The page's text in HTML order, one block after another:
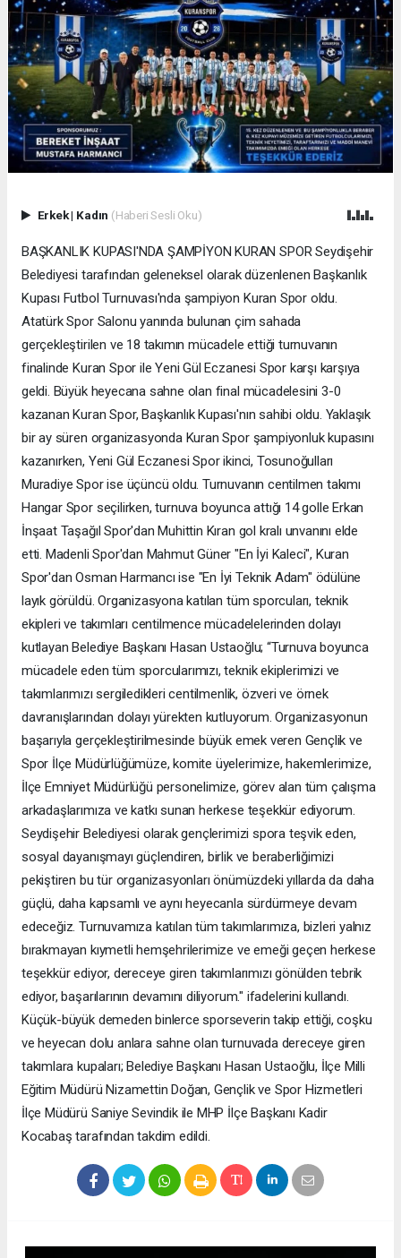
Erkek| Kadın (Haberi Sesli Oku)
BAŞKANLIK KUPASI'NDA ŞAMPİYON KURAN SPOR Seydişehir
Belediyesi tarafından geleneksel olarak düzenlenen Başkanlık
Kupası Futbol Turnuvası'nda şampiyon Kuran Spor oldu.
Atatürk Spor Salonu yanında bulunan çim sahada
gerçekleştirilen ve 18 takımın mücadele ettiği turnuvanın
finalinde Kuran Spor ile Yeni Gül Eczanesi Spor karşı karşıya
geldi. Büyük heyecana sahne olan final mücadelesini 3-0
kazanan Kuran Spor, Başkanlık Kupası'nın sahibi oldu. Yaklaşık
bir ay süren organizasyonda Kuran Spor şampiyonluk kupasını
kazanırken, Yeni Gül Eczanesi Spor ikinci, Tosunoğulları
Muradiye Spor ise üçüncü oldu. Turnuvanın centilmen takımı
Hangar Spor seçilirken, turnuva boyunca attığı 14 golle Erkan
İnşaat Taşağıl Spor'dan Muhittin Kıran gol kralı unvanını elde
etti. Madenli Spor'dan Mahmut Güner "En İyi Kaleci", Kuran
Spor'dan Osman Harmancı ise "En İyi Teknik Adam" ödülüne
layık görüldü. Organizasyona katılan tüm sporcuları, teknik
ekipleri ve takımları centilmence mücadelelerinden dolayı
kutlayan Belediye Başkanı Hasan Ustaoğlu; “Turnuva boyunca
mücadele eden tüm sporcularımızı, teknik ekiplerimizi ve
takımlarımızı sergiledikleri centilmenlik, özveri ve örnek
davranışlarından dolayı yürekten kutluyorum. Organizasyonun
başarıyla gerçekleştirilmesinde büyük emek veren Gençlik ve
Spor İlçe Müdürlüğümüze, komite üyelerimize, hakemlerimize,
İlçe Emniyet Müdürlüğü personelimize, görev alan tüm çalışma
arkadaşlarımıza ve katkı sunan herkese teşekkür ediyorum.
Seydişehir Belediyesi olarak gençlerimizi spora teşvik eden,
sosyal dayanışmayı güçlendiren, birlik ve beraberliğimizi
pekiştiren bu tür organizasyonları önümüzdeki yıllarda da daha
güçlü, daha kapsamlı ve aynı heyecanla sürdürmeye devam
edeceğiz. Turnuvamıza katılan tüm takımlarımıza, bizleri yalnız
bırakmayan kıymetli hemşehrilerimize ve emeği geçen herkese
teşekkür ediyor, dereceye giren takımlarımızı gönülden tebrik
ediyor, başarılarının devamını diliyorum." ifadelerini kullandı.
Küçük-büyük demeden binlerce sporseverin takip ettiği, coşku
ve heyecan dolu anlara sahne olan turnuvada dereceye giren
takımlara kupaları; Belediye Başkanı Hasan Ustaoğlu, İlçe Milli
Eğitim Müdürü Nizamettin Doğan, Gençlik ve Spor Hizmetleri
İlçe Müdürü Saniye Sevindik ile MHP İlçe Başkanı Kadir
Kocabaş tarafından takdim edildi.